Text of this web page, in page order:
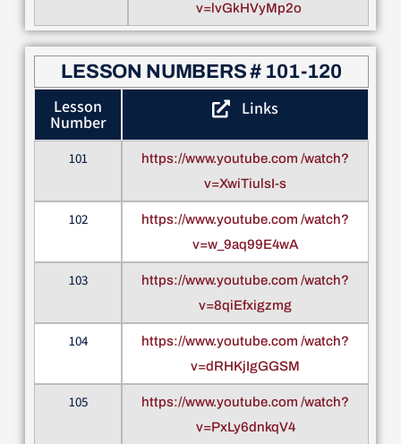
v=lvGkHVyMp2o
LESSON NUMBERS # 101-120
Lesson
Number
Links
101
https://www.youtube.com /watch?
v=XwiTiulsI-s
102
https://www.youtube.com /watch?
v=w_9aq99E4wA
103
https://www.youtube.com /watch?
v=8qiEfxigzmg
104
https://www.youtube.com /watch?
v=dRHKjIgGGSM
105
https://www.youtube.com /watch?
v=PxLy6dnkqV4